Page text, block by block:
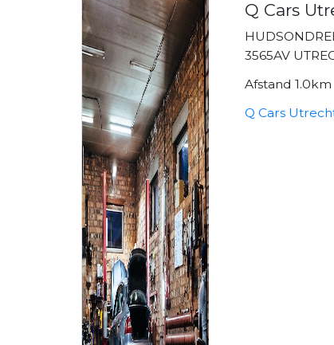
Q Cars
3565AV
Afstand 1.0km
Q Cars